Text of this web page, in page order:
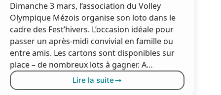
Dimanche 3 mars, l’association du Volley
Olympique Mézois organise son loto dans le
cadre des Fest’hivers. L’occasion idéale pour
passer un après-midi convivial en famille ou
entre amis. Les cartons sont disponibles sur
place – de nombreux lots à gagner. A…
Lire la suite
Rendez-